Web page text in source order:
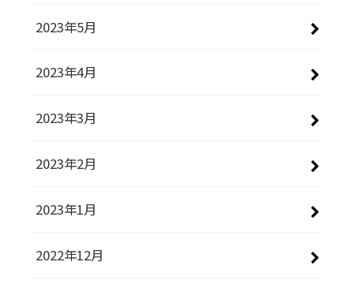
2023年5月
2023年4月
2023年3月
2023年2月
2023年1月
2022年12月